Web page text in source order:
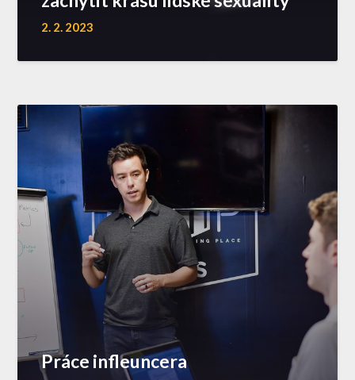
2. 2. 2023
Práce infleuncera